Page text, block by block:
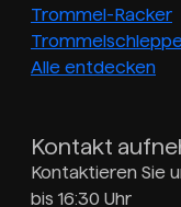
Trommel-Racker
Alle entdecken
Kontakt
Kontaktieren Sie
bis 16:30 Uhr